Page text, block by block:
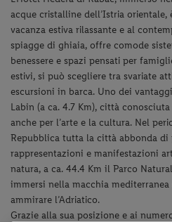
acque cristalline dell’Istria
vacanza estiva rilassante e al
spiagge di ghiaia, offre comode
benessere e spazi pensati per
estivi, si può scegliere tra svariate
escursioni in barca. Uno dei
Labin (a ca. 4.7 Km), città
anche per l’arte e la cultura. Nel
Repubblica tutta la città abbonda di
rappresentazioni e manifestazioni
natura, a ca. 44.4 Km il Parco
immersi nella macchia
ammirare l’Adriatico.
Grazie alla sua posizione e ai